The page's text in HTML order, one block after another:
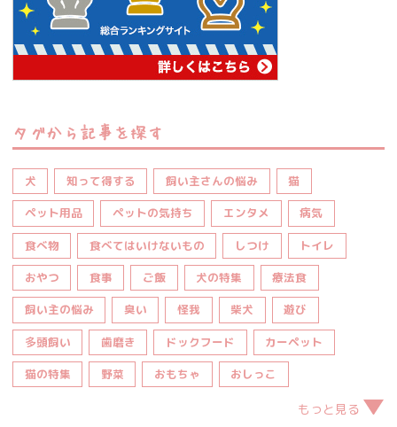
タグから記事を探す
犬 知って得する 飼い主さんの悩み 猫
ペット用品 ペットの気持ち エンタメ 病気
食べ物 食べてはいけないもの しつけ トイレ
おやつ 食事 ご飯 犬の特集 療法食
飼い主の悩み 臭い 怪我 柴犬 遊び
多頭飼い 歯磨き ドックフード カーペット
猫の特集 野菜 おもちゃ おしっこ
もっと見る